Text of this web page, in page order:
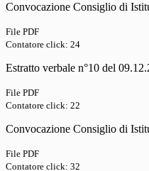
Convocazione Consiglio di
File PDF
Contatore click: 24
Estratto verbale n°10 del
File PDF
Contatore click: 22
Convocazione Consiglio di
File PDF
Contatore click: 32